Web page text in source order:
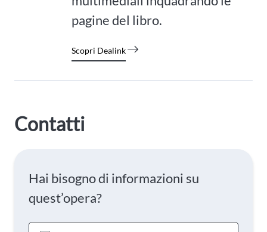
pagine del libro.
Scopri Dealink
Contatti
Hai bisogno di informazioni su
quest’opera?